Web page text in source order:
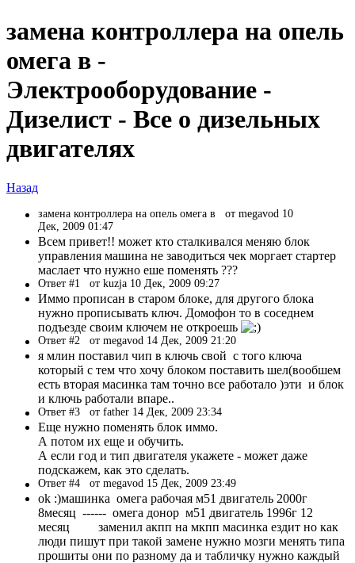
замена контроллера на опель
омега в -
Электрооборудование -
Дизелист - Все о дизельных
двигателях
Назад
замена контроллера на опель омега в от megavod 10
Дек, 2009 01:47
Всем привет!! может кто сталкивался меняю блок
управления машина не заводиться чек моргает стартер
маслает что нужно еше поменять ???
Ответ #1 от kuzja 10 Дек, 2009 09:27
Иммо прописан в старом блоке, для другого блока
нужно прописывать ключ. Домофон то в соседнем
подъезде своим ключем не откроешь
Ответ #2 от megavod 14 Дек, 2009 21:20
я млин поставил чип в ключь свой с того ключа
который с тем что хочу блоком поставить шел(вообшем
есть вторая масинка там точно все работало )эти и блок
и ключь работали впаре..
Ответ #3 от father 14 Дек, 2009 23:34
Еще нужно поменять блок иммо.
А потом их еще и обучить.
А если год и тип двигателя укажете - может даже
подскажем, как это сделать.
Ответ #4 от megavod 15 Дек, 2009 23:49
ok :)машинка омега рабочая м51 двигатель 2000г
8месяц ------ омега донор м51 двигатель 1996г 12
месяц заменил акпп на мкпп масинка ездит но как
люди пишут при такой замене нужно мозги менять типа
прошиты они по разному да и табличку нужно каждый